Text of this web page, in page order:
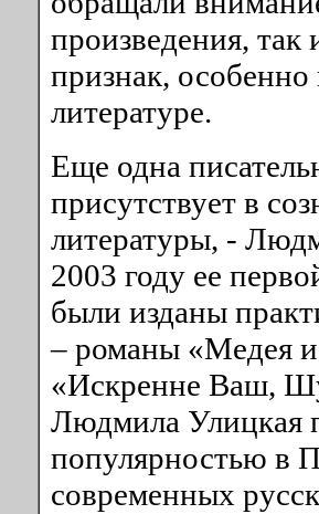
произведения, так
признак,
литературе.
Еще одна
присутствует в
литературы, -
2003 году ее
были изданы
– романы «Медея и
«Искренне Ваш,
Людмила Улицкая
популярностью в
современных